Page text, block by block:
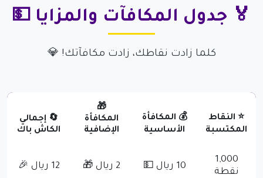
🏅 جدول المكافآت والمزايا 💵
كلما زادت نقاطك، زادت مكافآتك! 💎
⭐ النقاط
المكتسبة
💰 المكافأة
الأساسية
🎁
المكافأة
الإضافية
🔄 إجمالي
الكاش باك
1,000
نقطة
10 ريال 💵 2 ريال 🎁 12 ريال 🎉